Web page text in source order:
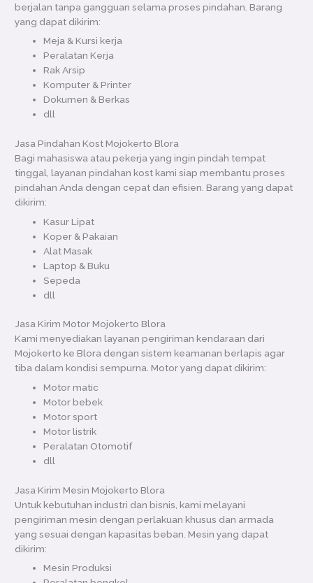
berjalan tanpa gangguan selama proses pindahan. Barang
yang dapat dikirim:
Meja & Kursi kerja
Peralatan Kerja
Rak Arsip
Komputer & Printer
Dokumen & Berkas
dll
Jasa Pindahan Kost Mojokerto Blora
Bagi mahasiswa atau pekerja yang ingin pindah tempat
tinggal, layanan pindahan kost kami siap membantu proses
pindahan Anda dengan cepat dan efisien. Barang yang dapat
dikirim:
Kasur Lipat
Koper & Pakaian
Alat Masak
Laptop & Buku
Sepeda
dll
Jasa Kirim Motor Mojokerto Blora
Kami menyediakan layanan pengiriman kendaraan dari
Mojokerto ke Blora dengan sistem keamanan berlapis agar
tiba dalam kondisi sempurna. Motor yang dapat dikirim:
Motor matic
Motor bebek
Motor sport
Motor listrik
Peralatan Otomotif
dll
Jasa Kirim Mesin Mojokerto Blora
Untuk kebutuhan industri dan bisnis, kami melayani
pengiriman mesin dengan perlakuan khusus dan armada
yang sesuai dengan kapasitas beban. Mesin yang dapat
dikirim:
Mesin Produksi